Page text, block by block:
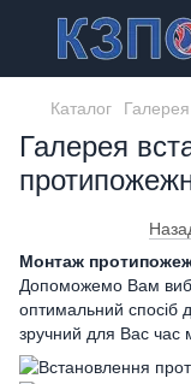
Каталог Галерея
Галерея
Монтаж
Допоможемо Вам
оптимальний спосіб
зручний для Вас час